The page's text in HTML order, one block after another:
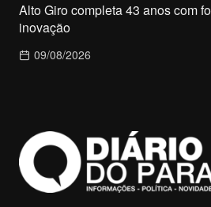
Alto Giro completa 43 anos com
inovação
09/08/2026